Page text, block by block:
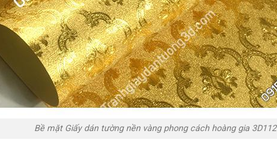
Bề mặt Giấy dán tường nền vàng phong cách hoàng gia 3D112